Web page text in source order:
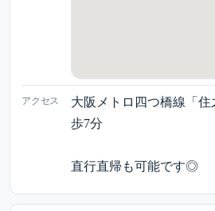
アクセス
大阪メトロ四つ橋線「
歩7分
直行直帰も可能です◎